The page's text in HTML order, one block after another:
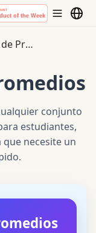
Calculadora de Promedios
conjunto
estudiantes,
necesite un